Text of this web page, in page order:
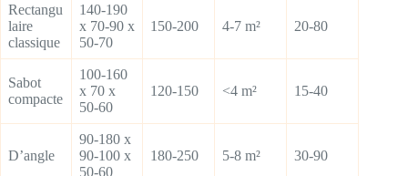
Rectangu
laire
classique
140-190
x 70-90 x
50-70
150-200 4-7 m² 20-80
Sabot
compacte
100-160
x 70 x
50-60
120-150 <4 m² 15-40
D’angle
90-180 x
90-100 x
50-60
180-250 5-8 m² 30-90